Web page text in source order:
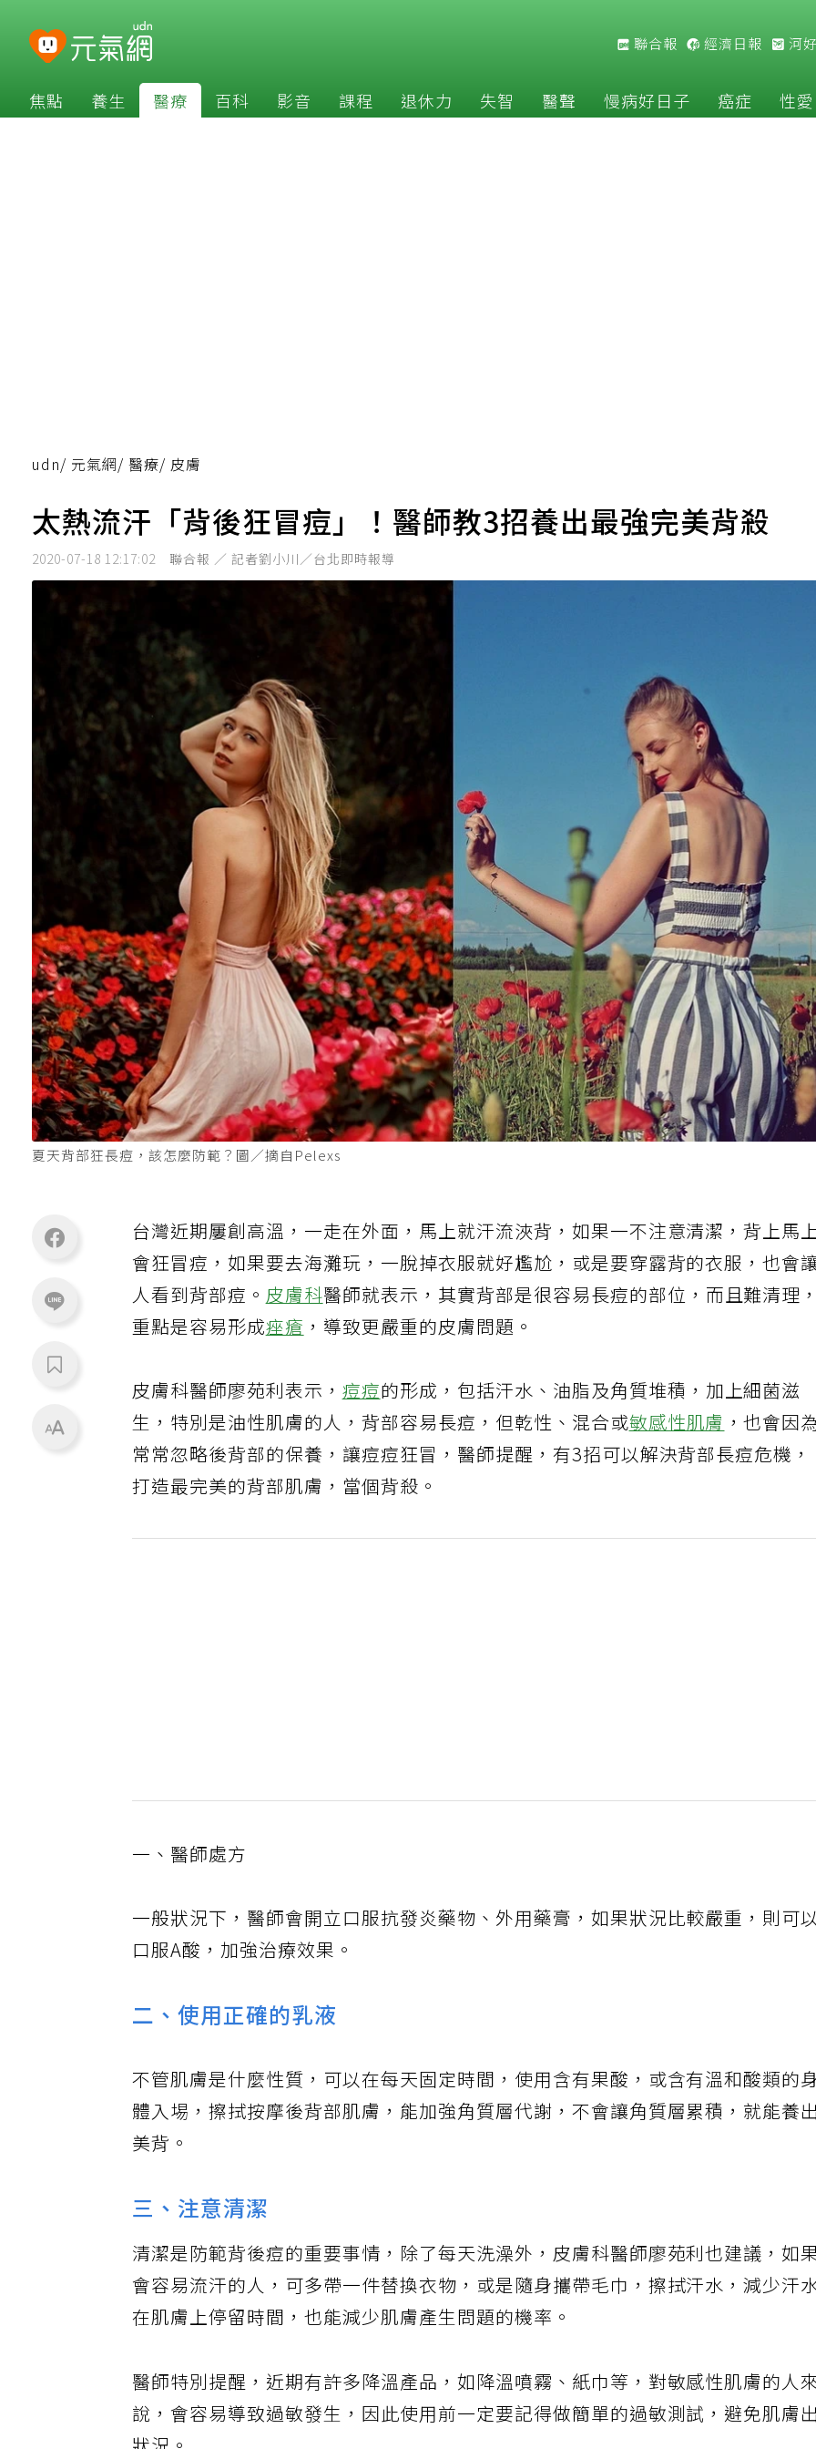
聯合報 經濟日報 河
焦點 養生 醫療 百科 影音 課程 退休力 失智 醫聲 慢病好日子 癌症 性愛
udn/ 元氣網/ 醫療/ 皮膚
太熱流汗「背後狂冒痘」！醫師教3招養出最強完美背殺
2020-07-18 12:17:02 聯合報 ／ 記者劉小川／台北即時報導
夏天背部狂長痘，該怎麼防範？圖／摘自Pelexs
台灣近期屢創高溫，一走在外面，馬上就汗流浹背，如果一不注意清潔，背上馬
會狂冒痘，如果要去海灘玩，一脫掉衣服就好尷尬，或是要穿露背的衣服，也會
人看到背部痘。皮膚科醫師就表示，其實背部是很容易長痘的部位，而且難清理，
重點是容易形成痤瘡 ，導致更嚴重的皮膚問題。
皮膚科醫師廖苑利表示，痘痘的形成，包括汗水、油脂及角質堆積，加上細菌滋
生，特別是油性肌膚的人，背部容易長痘，但乾性、混合或敏感性肌膚 ，也會因
常常忽略後背部的保養，讓痘痘狂冒，醫師提醒，有3招可以解決背部長痘危機，
打造最完美的背部肌膚，當個背殺。
一、醫師處方
一般狀況下，醫師會開立口服抗發炎藥物、外用藥膏，如果狀況比較嚴重，則可
口服A酸，加強治療效果。
二、使用正確的乳液
不管肌膚是什麼性質，可以在每天固定時間，使用含有果酸，或含有溫和酸類的身
體入埸，擦拭按摩後背部肌膚，能加強角質層代謝，不會讓角質層累積，就能養出
美背。
三、注意清潔
清潔是防範背後痘的重要事情，除了每天洗澡外，皮膚科醫師廖苑利也建議，如
會容易流汗的人，可多帶一件替換衣物，或是隨身攜帶毛巾，擦拭汗水，減少汗
在肌膚上停留時間，也能減少肌膚產生問題的機率。
醫師特別提醒，近期有許多降溫產品，如降溫噴霧、紙巾等，對敏感性肌膚的人
說，會容易導致過敏發生，因此使用前一定要記得做簡單的過敏測試，避免肌膚出